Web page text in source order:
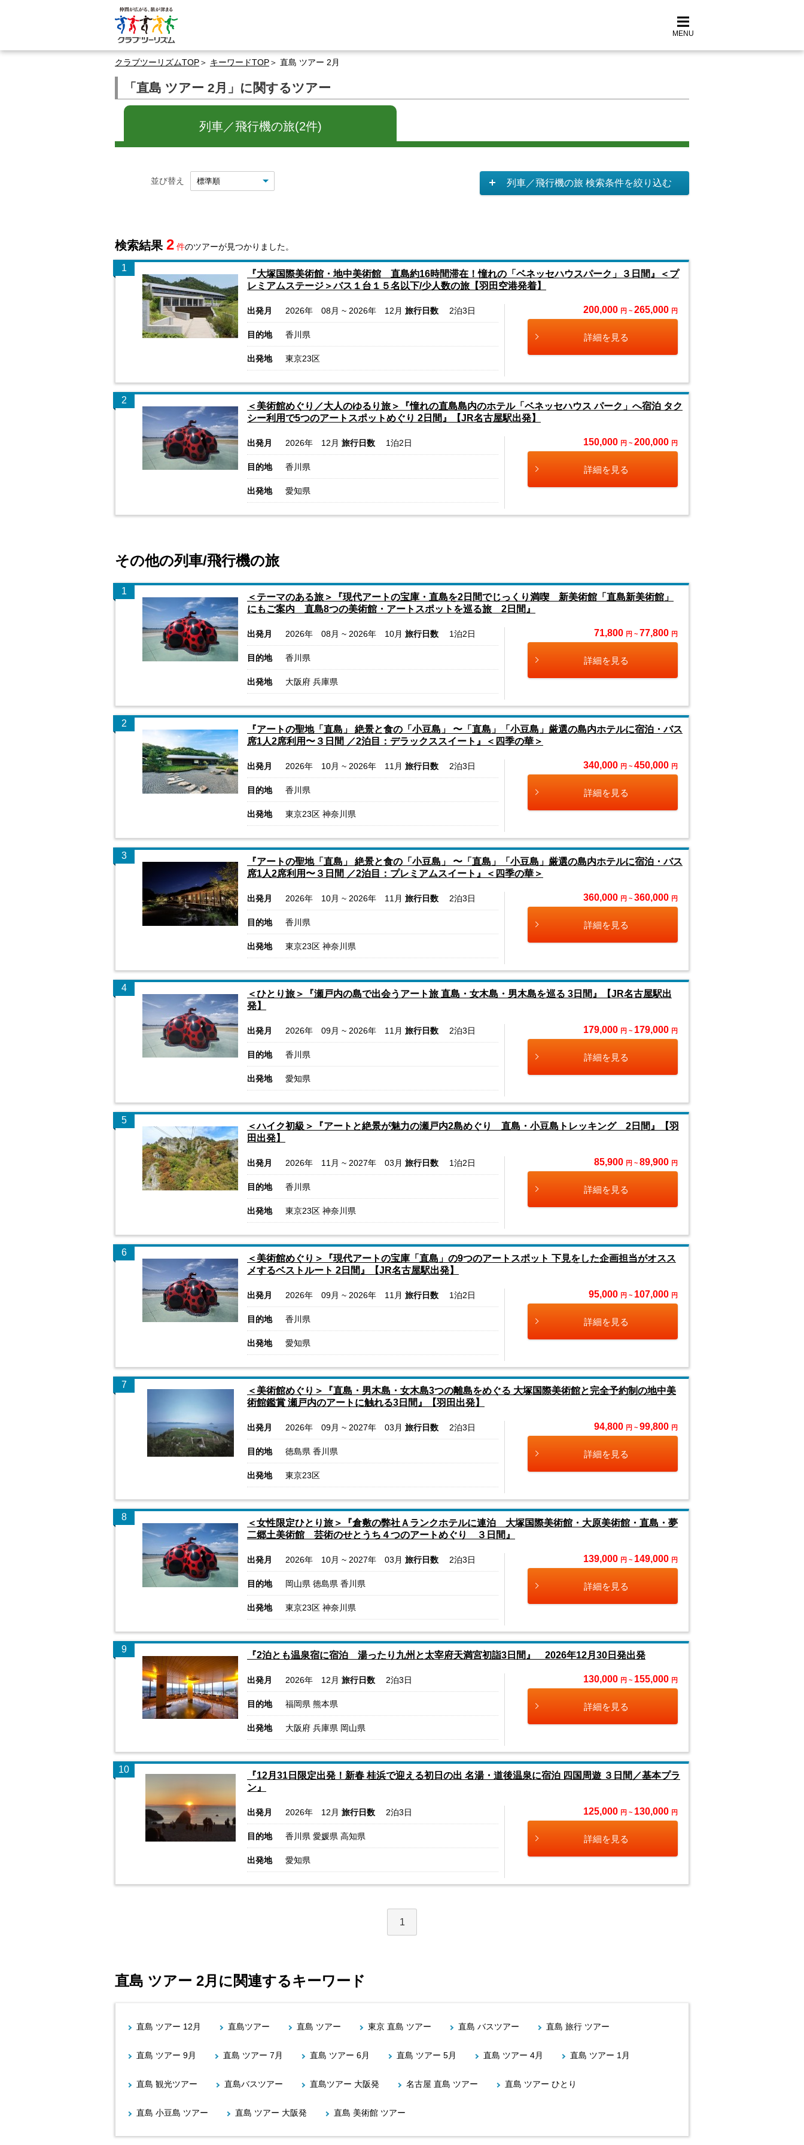
MENU
クラブツーリズムTOP キーワードTOP 直島 ツアー 2月
「直島 ツアー 2月」に関するツアー
列車／飛行機の旅(2件)
並び替え 列車／飛行機の旅 検索条件を絞り込む
検索結果 2 件のツアーが見つかりました。
1
『大塚国際美術館・地中美術館 直島約16時間滞在！憧れの「ベネッセハウスパーク」３日間』＜プ
レミアムステージ＞バス１台１５名以下/少人数の旅【羽田空港発着】
出発月 2026年 08月 ~ 2026年 12月 旅行日数 2泊3日
目的地 香川県
出発地 東京23区
200,000 円 ~ 265,000 円
詳細を見る
2
＜美術館めぐり／大人のゆるり旅＞『憧れの直島島内のホテル「ベネッセハウス パーク」へ宿泊 タク
シー利用で5つのアートスポットめぐり 2日間』【JR名古屋駅出発】
出発月 2026年 12月 旅行日数 1泊2日
目的地 香川県
出発地 愛知県
150,000 円 ~ 200,000 円
詳細を見る
その他の列車/飛行機の旅
1
＜テーマのある旅＞『現代アートの宝庫・直島を2日間でじっくり満喫 新美術館「直島新美術館」
にもご案内 直島8つの美術館・アートスポットを巡る旅 2日間』
出発月 2026年 08月 ~ 2026年 10月 旅行日数 1泊2日
目的地 香川県
出発地 大阪府 兵庫県
71,800 円 ~ 77,800 円
詳細を見る
2
『アートの聖地「直島」 絶景と食の「小豆島」 〜「直島」「小豆島」厳選の島内ホテルに宿泊・バス
席1人2席利用〜３日間 ／2泊目：デラックススイート』＜四季の華＞
出発月 2026年 10月 ~ 2026年 11月 旅行日数 2泊3日
目的地 香川県
出発地 東京23区 神奈川県
340,000 円 ~ 450,000 円
詳細を見る
3
『アートの聖地「直島」 絶景と食の「小豆島」 〜「直島」「小豆島」厳選の島内ホテルに宿泊・バス
席1人2席利用〜３日間 ／2泊目：プレミアムスイート』＜四季の華＞
出発月 2026年 10月 ~ 2026年 11月 旅行日数 2泊3日
目的地 香川県
出発地 東京23区 神奈川県
360,000 円 ~ 360,000 円
詳細を見る
4
＜ひとり旅＞『瀬戸内の島で出会うアート旅 直島・女木島・男木島を巡る 3日間』【JR名古屋駅出
発】
出発月 2026年 09月 ~ 2026年 11月 旅行日数 2泊3日
目的地 香川県
出発地 愛知県
179,000 円 ~ 179,000 円
詳細を見る
5
＜ハイク初級＞『アートと絶景が魅力の瀬戸内2島めぐり 直島・小豆島トレッキング 2日間』【羽
田出発】
出発月 2026年 11月 ~ 2027年 03月 旅行日数 1泊2日
目的地 香川県
出発地 東京23区 神奈川県
85,900 円 ~ 89,900 円
詳細を見る
6
＜美術館めぐり＞『現代アートの宝庫「直島」の9つのアートスポット 下見をした企画担当がオスス
メするベストルート 2日間』【JR名古屋駅出発】
出発月 2026年 09月 ~ 2026年 11月 旅行日数 1泊2日
目的地 香川県
出発地 愛知県
95,000 円 ~ 107,000 円
詳細を見る
7
＜美術館めぐり＞『直島・男木島・女木島3つの離島をめぐる 大塚国際美術館と完全予約制の地中美
術館鑑賞 瀬戸内のアートに触れる3日間』【羽田出発】
出発月 2026年 09月 ~ 2027年 03月 旅行日数 2泊3日
目的地 徳島県 香川県
出発地 東京23区
94,800 円 ~ 99,800 円
詳細を見る
8
＜女性限定ひとり旅＞『倉敷の弊社Ａランクホテルに連泊 大塚国際美術館・大原美術館・直島・夢
二郷土美術館 芸術のせとうち４つのアートめぐり ３日間』
出発月 2026年 10月 ~ 2027年 03月 旅行日数 2泊3日
目的地 岡山県 徳島県 香川県
出発地 東京23区 神奈川県
139,000 円 ~ 149,000 円
詳細を見る
9
『2泊とも温泉宿に宿泊 湯ったり九州と太宰府天満宮初詣3日間』 2026年12月30日発出発
出発月 2026年 12月 旅行日数 2泊3日
目的地 福岡県 熊本県
出発地 大阪府 兵庫県 岡山県
130,000 円 ~ 155,000 円
詳細を見る
10
『12月31日限定出発！新春 桂浜で迎える初日の出 名湯・道後温泉に宿泊 四国周遊 ３日間／基本プラ
ン』
出発月 2026年 12月 旅行日数 2泊3日
目的地 香川県 愛媛県 高知県
出発地 愛知県
125,000 円 ~ 130,000 円
詳細を見る
1
直島 ツアー 2月に関連するキーワード
直島 ツアー 12月 直島ツアー 直島 ツアー 東京 直島 ツアー 直島 バスツアー 直島 旅行 ツアー
直島 ツアー 9月 直島 ツアー 7月 直島 ツアー 6月 直島 ツアー 5月 直島 ツアー 4月 直島 ツアー 1月
直島 観光ツアー 直島バスツアー 直島ツアー 大阪発 名古屋 直島 ツアー 直島 ツアー ひとり
直島 小豆島 ツアー 直島 ツアー 大阪発 直島 美術館 ツアー